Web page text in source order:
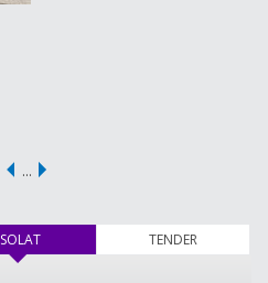
…
SOLAT(tab aktif) TENDER